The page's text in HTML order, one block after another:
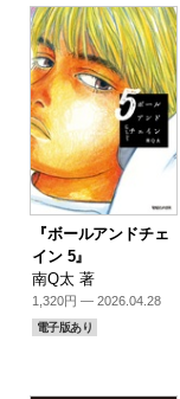
『ボールアンドチェ
イン 5』
南Q太 著
1,320円 — 2026.04.28
電子版あり